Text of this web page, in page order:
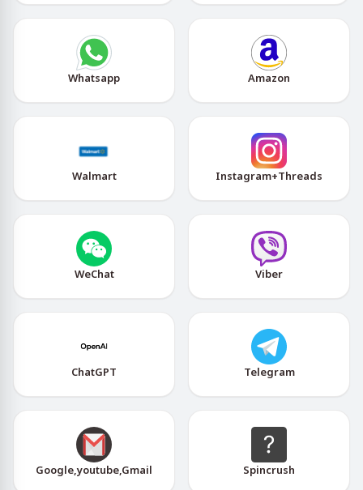
Whatsapp Amazon
Walmart Instagram+Threads
WeChat Viber
ChatGPT Telegram
Google,youtube,Gmail Spincrush